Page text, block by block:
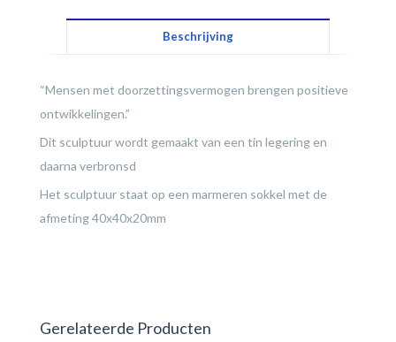
Beschrijving
“Mensen met doorzettingsvermogen brengen positieve
ontwikkelingen.”
Dit sculptuur wordt gemaakt van een tin legering en
daarna verbronsd
Het sculptuur staat op een marmeren sokkel met de
afmeting 40x40x20mm
Gerelateerde Producten